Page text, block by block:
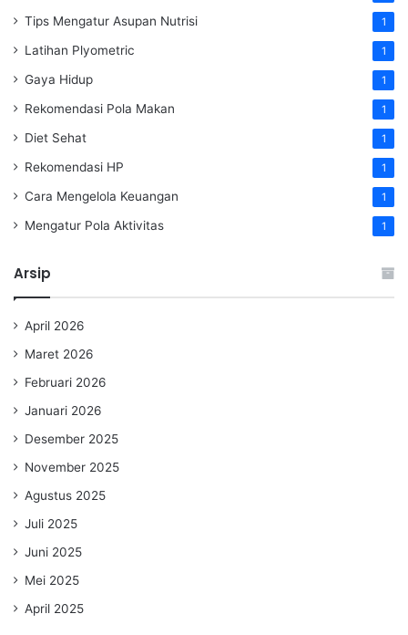
Tips Mengatur Asupan Nutrisi 1
Latihan Plyometric 1
Gaya Hidup 1
Rekomendasi Pola Makan 1
Diet Sehat 1
Rekomendasi HP 1
Cara Mengelola Keuangan 1
Mengatur Pola Aktivitas 1
Arsip
April 2026
Maret 2026
Februari 2026
Januari 2026
Desember 2025
November 2025
Agustus 2025
Juli 2025
Juni 2025
Mei 2025
April 2025